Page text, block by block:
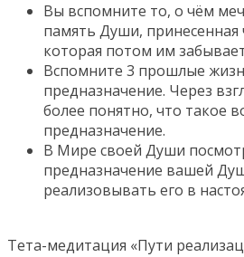
Вы вспомните то, о чём
память Души,
которая потом им
Вспомните 3 прошлые
предназначение. Через
более понятно, что такое
предназначение.
В Мире своей Души
предназначение вашей
реализовывать его в
Тета-медитация «Пути